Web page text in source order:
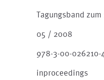
Tagungsband
05 / 2008
978-3-00-026210-4
inproceedings